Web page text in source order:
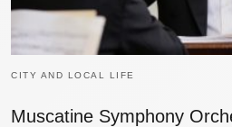
CITY AND LOCAL LIFE
Muscatine Symphony